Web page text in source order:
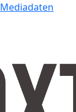
Mediadaten